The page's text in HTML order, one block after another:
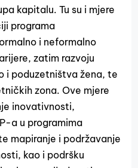
kapitalu. Tu su i mjere
programa
i neformalno
zatim razvoju
i poduzetništva žena, te
zona. Ove mjere
inovativnosti,
a u programima
mapiranje i podržavanje
kao i podršku